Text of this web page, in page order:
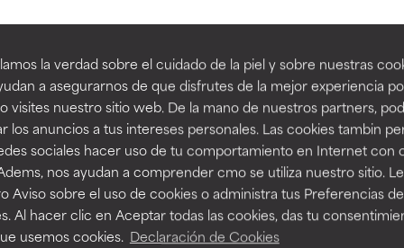
la verdad sobre el cuidado de la piel y sobre nuestras
a asegurarnos de que disfrutes de la mejor experiencia
visites nuestro sitio web. De la mano de nuestros partners,
los anuncios a tus intereses personales. Las cookies tambin
sociales hacer uso de tu comportamiento en Internet con
nos ayudan a comprender cmo se utiliza nuestro sitio.
Aviso sobre el uso de cookies o administra tus Preferencias de
Al hacer clic en Aceptar todas las cookies, das tu
usemos cookies. Declaración de Cookies
BACK TO SEARCH
to assess ingredients in this dictionary. Regulations
tan beneficiosos como los de la categoría excelente, suelen ser
la estabilidad o la absorción de una fórmula.
ciertas limitaciones en cuanto a su apariencia, estabilidad o
básicos o que no cuentan con suficiente respaldo científico.
algunos beneficios se recomienda evitarlo por su
tan beneficiosos como los de la categoría excelente, suelen ser
la estabilidad o la absorción de una fórmula.
ciertas limitaciones en cuanto a su apariencia, estabilidad o
básicos o que no cuentan con suficiente respaldo científico.
algunos beneficios se recomienda evitarlo por su